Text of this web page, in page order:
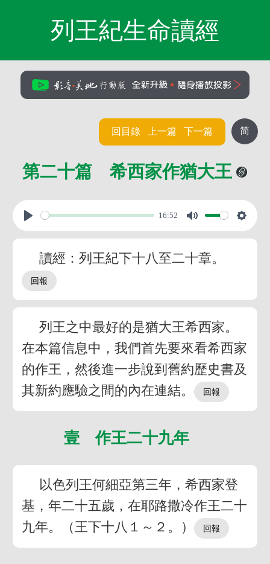
列王紀生命讀經
简
回目錄 上一篇 下一篇
第二十篇 希西家作猶大王
16:52
讀經：列王紀下十八至二十章。
列王之中最好的是猶大王希西家。
在本篇信息中，我們首先要來看希西家
的作王，然後進一步說到舊約歷史書及
其新約應驗之間的內在連結。
壹 作王二十九年
以色列王何細亞第三年，希西家登
基，年二十五歲，在耶路撒冷作王二十
九年。（王下十八１～２。）